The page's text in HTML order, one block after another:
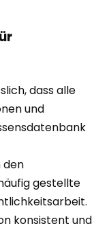
dass alle
und
den
gestellte
konsistent und